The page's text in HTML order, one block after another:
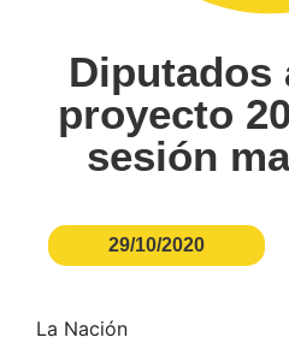
Diputados
proyecto
sesión
29/10/2020
La Nación